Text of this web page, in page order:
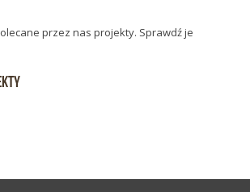
przez nas projekty. Sprawdź je